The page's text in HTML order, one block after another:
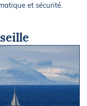
et sécurité.